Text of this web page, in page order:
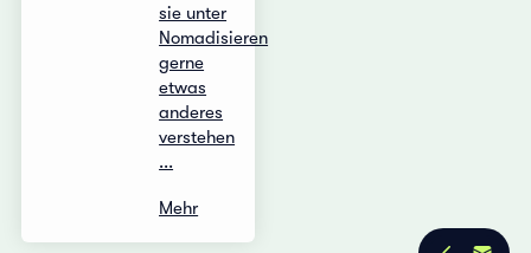
sie unter
Nomadisieren
gerne
etwas
anderes
verstehen
...
Mehr